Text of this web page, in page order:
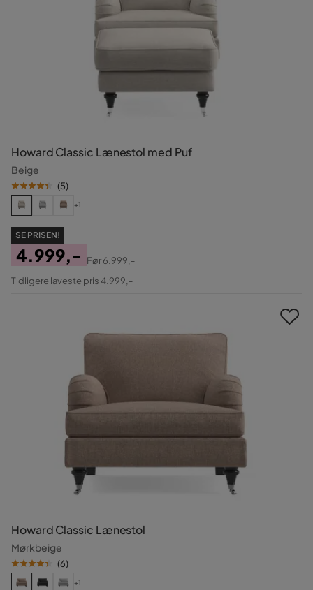
Howard Classic Lænestol med Puf
Beige
(5)
+1
SE PRISEN!
Pris
4.999,-
Original
Før6.999,-
Tidligere laveste pris 4.999,-
Howard Classic Lænestol
Mørkbeige
(6)
+1